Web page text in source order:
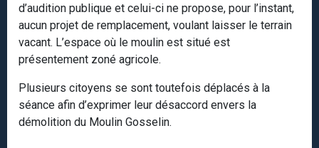
d’audition publique et celui-ci ne propose, pour l’instant,
aucun projet de remplacement, voulant laisser le terrain
vacant. L’espace où le moulin est situé est
présentement zoné agricole.
Plusieurs citoyens se sont toutefois déplacés à la
séance afin d’exprimer leur désaccord envers la
démolition du Moulin Gosselin.